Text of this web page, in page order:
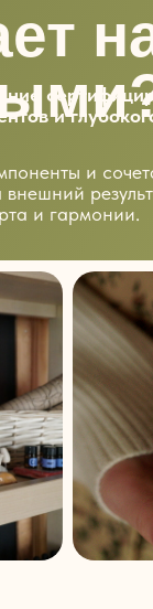
и
и
внешний
и гармонии.